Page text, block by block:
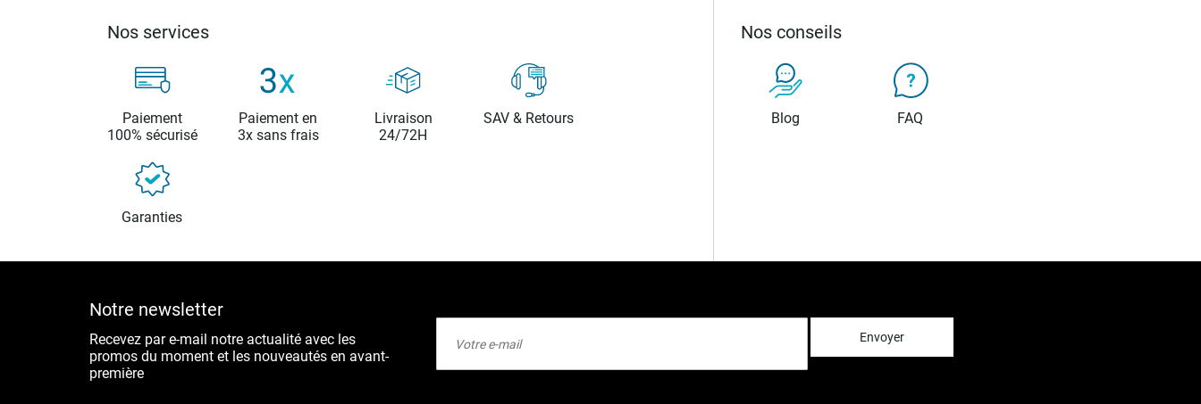
Nos services
Paiement
100% sécurisé
Paiement en
3x sans frais
Livraison
24/72H
SAV & Retours
Garanties
Nos conseils
Blog FAQ
Notre newsletter
Recevez par e-mail notre actualité avec les
promos du moment et les nouveautés en avant-
première
notre
Envoyer